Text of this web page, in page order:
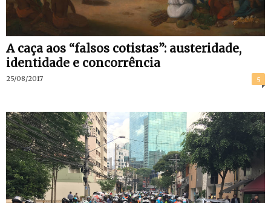
A caça aos “falsos cotistas”: austeridade,
identidade e concorrência
25/08/2017 5